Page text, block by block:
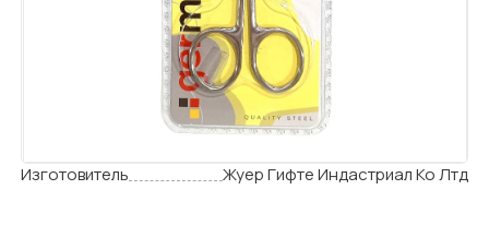
Изготовитель Жуер Гифте Индастриал Ко Лтд